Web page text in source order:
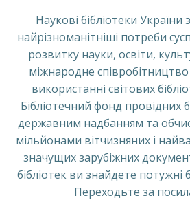
Наукові бібліотеки
найрізноманітніші потреби
розвитку науки, освіти,
міжнародне
використанні світових
Бібліотечний фонд провідних
державним надбанням та
мільйонами вітчизняних і
значущих зарубіжних
бібліотек ви знайдете потужні
Переходьте за